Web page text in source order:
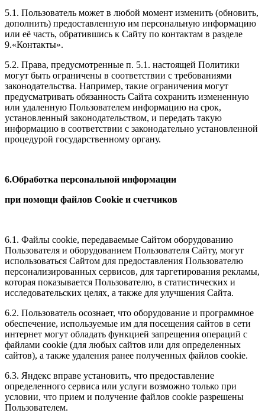
5.1. Пользователь может в любой момент изменить (обновить,
дополнить) предоставленную им персональную информацию
или её часть, обратившись к Сайту по контактам в разделе
9.«Контакты».
5.2. Права, предусмотренные п. 5.1. настоящей Политики
могут быть ограничены в соответствии с требованиями
законодательства. Например, такие ограничения могут
предусматривать обязанность Сайта сохранить измененную
или удаленную Пользователем информацию на срок,
установленный законодательством, и передать такую
информацию в соответствии с законодательно установленной
процедурой государственному органу.
6.Обработка персональной информации
при помощи файлов Cookie и счетчиков
6.1. Файлы cookie, передаваемые Сайтом оборудованию
Пользователя и оборудованием Пользователя Сайту, могут
использоваться Сайтом для предоставления Пользователю
персонализированных сервисов, для таргетирования рекламы,
которая показывается Пользователю, в статистических и
исследовательских целях, а также для улучшения Сайта.
6.2. Пользователь осознает, что оборудование и программное
обеспечение, используемые им для посещения сайтов в сети
интернет могут обладать функцией запрещения операций с
файлами cookie (для любых сайтов или для определенных
сайтов), а также удаления ранее полученных файлов cookie.
6.3. Яндекс вправе установить, что предоставление
определенного сервиса или услуги возможно только при
условии, что прием и получение файлов cookie разрешены
Пользователем.